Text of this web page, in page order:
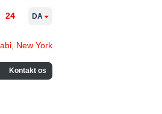
New York
Kontakt os
24 DA